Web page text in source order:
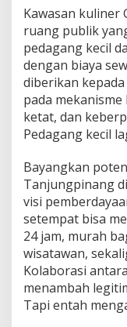
Kawasan kuliner
ruang publik
pedagang kecil
dengan biaya
diberikan
pada
ketat, dan
Pedagang kecil
Bayangkan
Tanjungpinang
visi
setempat bisa
24 jam, murah
wisatawan,
Kolaborasi
menambah
Tapi entah